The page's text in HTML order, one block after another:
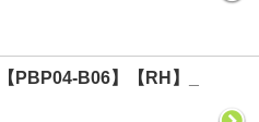
PBP04-B06】【RH】_